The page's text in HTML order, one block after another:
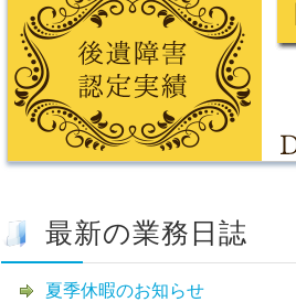
最新の業務日誌
夏季休暇のお知らせ